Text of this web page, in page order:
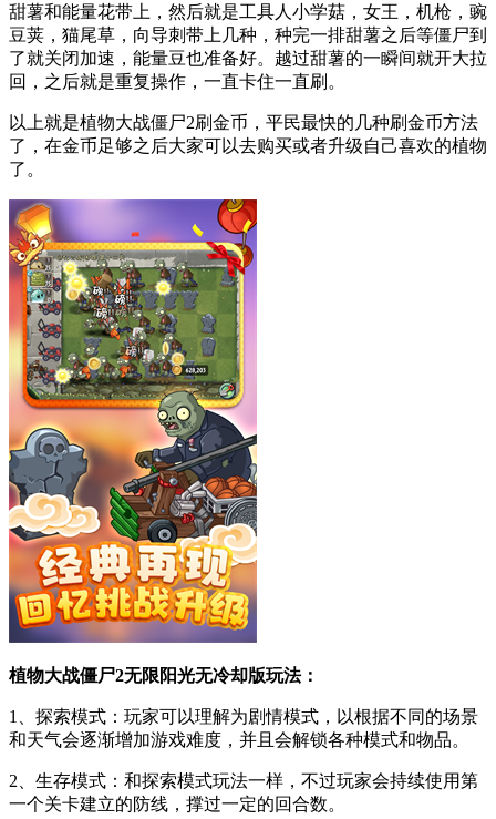
甜薯和能量花带上，然后就是工具人小学菇，女王，机枪，豌
豆荚，猫尾草，向导刺带上几种，种完一排甜薯之后等僵尸到
了就关闭加速，能量豆也准备好。越过甜薯的一瞬间就开大拉
回，之后就是重复操作，一直卡住一直刷。
以上就是植物大战僵尸2刷金币，平民最快的几种刷金币方法
了，在金币足够之后大家可以去购买或者升级自己喜欢的植物
了。
植物大战僵尸2无限阳光无冷却版玩法：
1、探索模式：玩家可以理解为剧情模式，以根据不同的场景
和天气会逐渐增加游戏难度，并且会解锁各种模式和物品。
2、生存模式：和探索模式玩法一样，不过玩家会持续使用第
一个关卡建立的防线，撑过一定的回合数。